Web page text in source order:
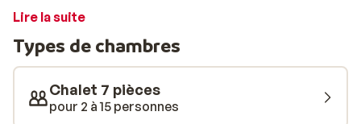
6 chambres, 5 salles de bains, un élégant salon ainsi
les pistes de ski sont à 500 mètres.
Lire la suite
Types de chambres
Chalet 7 pièces
pour 2 à 15 personnes